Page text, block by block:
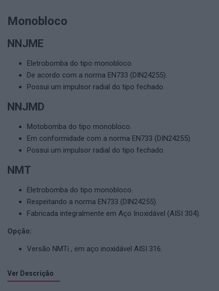
Monobloco
NNJME
Eletrobomba do tipo monobloco.
De acordo com a norma EN733 (DIN24255).
Possui um impulsor radial do tipo fechado.
NNJMD
Motobomba do tipo monobloco.
Em conformidade com a norma EN733 (DIN24255).
Possui um impulsor radial do tipo fechado.
NMT
Eletrobomba do tipo monobloco.
Respeitando a norma EN733 (DIN24255).
Fabricada integralmente em Aço Inoxidável (AISI 304).
Opção:
Versão NMTi , em aço inoxidável AISI 316.
Ver Descrição